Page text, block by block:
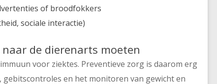
of broodfokkers
sociale interactie)
de dierenarts moeten
voor ziektes. Preventieve zorg is daarom erg
gebitscontroles en het monitoren van gewicht en